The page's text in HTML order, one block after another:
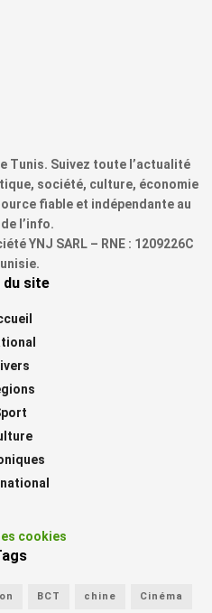
Tunis. Suivez toute l’actualité
société, culture, économie
fiable et indépendante au
l’info.
YNJ SARL – RNE : 1209226C
du site
cookies
BCT chine Cinéma